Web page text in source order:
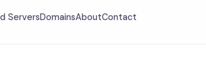
ServersDomainsAboutContact